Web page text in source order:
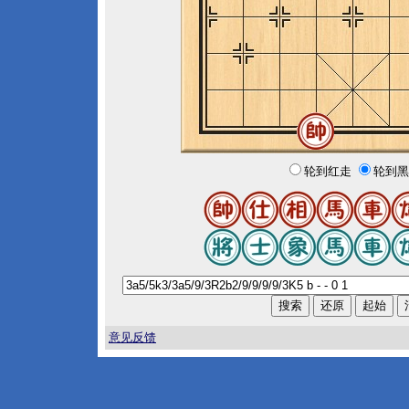
轮到红走 轮到
意见反馈